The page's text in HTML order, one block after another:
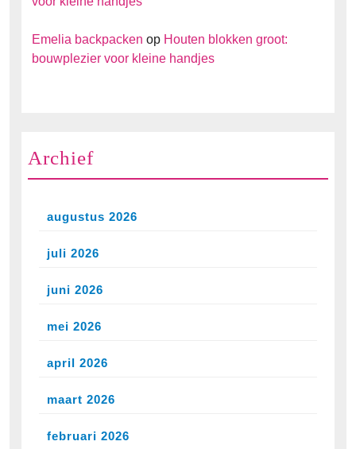
Emelia backpacken op Houten blokken groot:
bouwplezier voor kleine handjes
Archief
augustus 2026
juli 2026
juni 2026
mei 2026
april 2026
maart 2026
februari 2026